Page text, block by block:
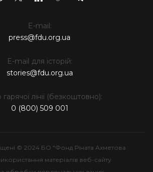
E-mail:
press@fdu.org.ua
E-mail для історій:
stories@fdu.org.ua
лінії (безкоштовно):
0 (800) 509 001
© 2024 БО "Фонд Ріната Ахметова
матеріалів веб-сайту